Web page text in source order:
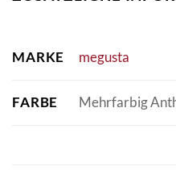
MARKE megusta
FARBE Mehrfarbig